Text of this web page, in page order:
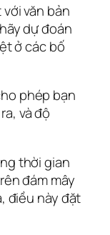
văn bản
dự đoán
ở các bố
phép bạn
và độ
thời gian
đám mây
điều này đặt